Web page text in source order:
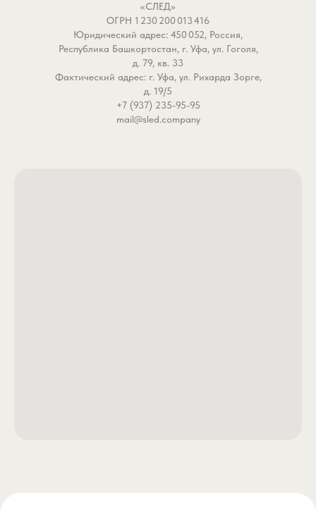
«СЛЕД»
ОГРН 1 230 200 013 416
Юридический адрес: 450 052, Россия,
Республика Башкортостан, г. Уфа, ул. Гоголя,
д. 79, кв. 33
Фактический адрес: г. Уфа, ул. Рихарда Зорге,
д. 19/5
+7 (937) 235-95-95
mail@sled.company